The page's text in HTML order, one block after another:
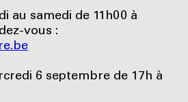
au samedi de 11h00 à
vous :
6 septembre de 17h à